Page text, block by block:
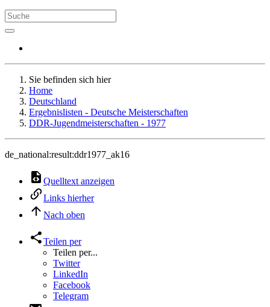
Sie befinden sich hier
Home
Deutschland
Ergebnislisten - Deutsche Meisterschaften
DDR-Jugendmeisterschaften - 1977
de_national:result:ddr1977_ak16
Quelltext anzeigen
Links hierher
Nach oben
Teilen per
Teilen per...
Twitter
LinkedIn
Facebook
Telegram